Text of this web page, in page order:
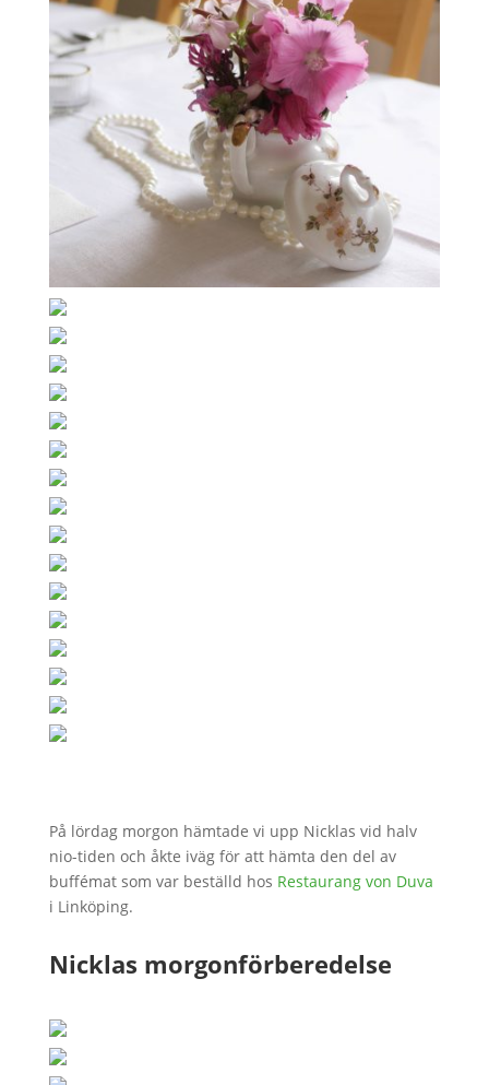
På lördag morgon hämtade vi upp Nicklas vid halv
nio-tiden och åkte iväg för att hämta den del av
buffémat som var beställd hos Restaurang von Duva
i Linköping.
Nicklas morgonförberedelse